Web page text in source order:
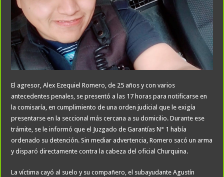
El agresor, Alex Ezequiel Romero, de 25 años y con varios
antecedentes penales, se presentó a las 17 horas para notificarse en
la comisaría, en cumplimiento de una orden judicial que le exigía
presentarse en la seccional más cercana a su domicilio. Durante ese
trámite, se le informó que el Juzgado de Garantías N° 1 había
ordenado su detención. Sin mediar advertencia, Romero sacó un arma
y disparó directamente contra la cabeza del oficial Churquina.
La víctima cayó al suelo y su compañero, el subayudante Agustín